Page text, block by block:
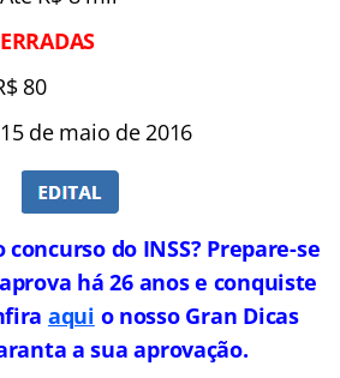
80
15 de maio de 2016
do INSS? Prepare-se
há 26 anos e conquiste
aqui o nosso Gran Dicas
a sua aprovação.